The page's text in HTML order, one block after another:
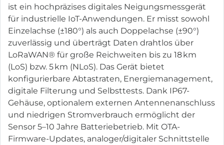
ist ein hochpräzises digitales Neigungsmessgerät
für industrielle IoT-Anwendungen. Er misst sowohl
Einzelachse (±180°) als auch Doppelachse (±90°)
zuverlässig und überträgt Daten drahtlos über
LoRaWAN® für große Reichweiten bis zu 18 km
(LoS) bzw. 5 km (NLoS). Das Gerät bietet
konfigurierbare Abtastraten, Energiemanagement,
digitale Filterung und Selbsttests. Dank IP67-
Gehäuse, optionalem externen Antennenanschluss
und niedrigen Stromverbrauch ermöglicht der
Sensor 5–10 Jahre Batteriebetrieb. Mit OTA-
Firmware-Updates, analoger/digitaler Schnittstelle